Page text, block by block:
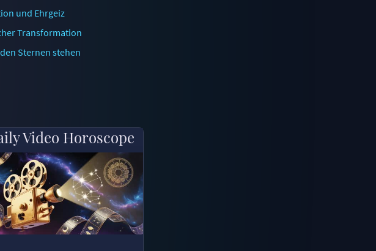
und Ehrgeiz
Transformation
Sternen stehen
Video Horoscope